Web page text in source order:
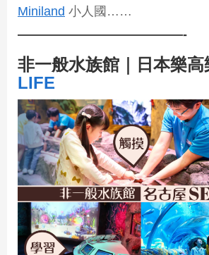
Miniland 小人國……
—————————————-
非一般水族館｜日本樂高
LIFE